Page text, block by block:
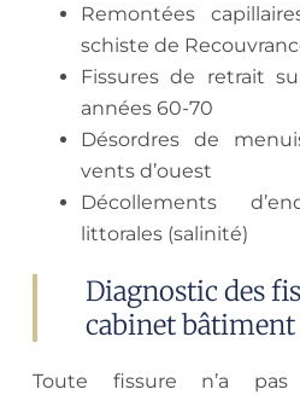
Remontées
schiste de
Fissures de retrait
années 60-70
Désordres de
vents d’ouest
Décollements
littorales (salinité)
Diagnostic des
cabinet bâtiment
Toute fissure n’a